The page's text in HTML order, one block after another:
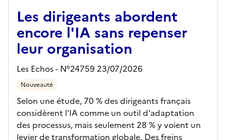
Les dirigeants abordent
encore l'IA sans repenser
leur organisation
Les Echos - N°24759 23/07/2026
Nouveauté
Selon une étude, 70 % des dirigeants français
considèrent l'IA comme un outil d'adaptation
des processus, mais seulement 28 % y voient un
levier de transformation globale. Des freins